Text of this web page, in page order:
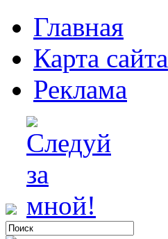
Главная
Карта сайта
Реклама